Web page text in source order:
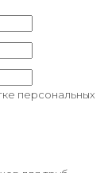
персональных